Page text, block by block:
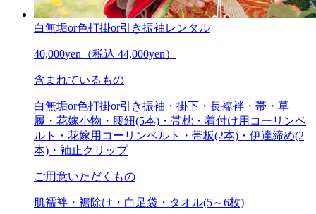
白無垢or色打掛or引き振袖レンタル
40,000yen （税込 44,000yen）
含まれているもの
白無垢or色打掛or引き振袖・掛下・長襦袢・帯・草
履・花嫁小物・腰紐(5本)・帯枕・着付け用コーリンベ
ルト・花嫁用コーリンベルト・帯板(2本)・伊達締め(2
本)・袖止クリップ
ご用意いただくもの
肌襦袢・裾除け・白足袋・タオル(5～6枚)